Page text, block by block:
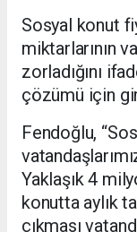
Sosyal konut
miktarlarının
zorladığını
çözümü için
Fendoğlu,
Yaklaşık 4
konutta aylık
çıkması